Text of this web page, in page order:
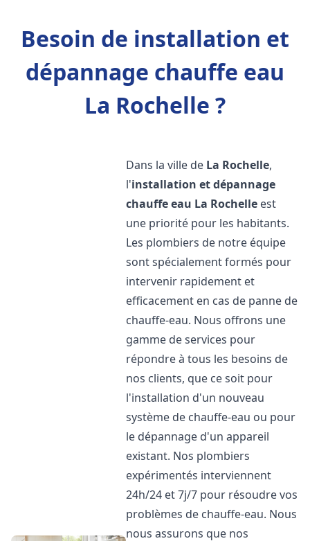
Besoin de installation et
dépannage chauffe eau
La Rochelle ?
Dans la ville de La Rochelle,
l'installation et dépannage
chauffe eau La Rochelle est
une priorité pour les habitants.
Les plombiers de notre équipe
sont spécialement formés pour
intervenir rapidement et
efficacement en cas de panne de
chauffe-eau. Nous offrons une
gamme de services pour
répondre à tous les besoins de
nos clients, que ce soit pour
l'installation d'un nouveau
système de chauffe-eau ou pour
le dépannage d'un appareil
existant. Nos plombiers
expérimentés interviennent
24h/24 et 7j/7 pour résoudre vos
problèmes de chauffe-eau. Nous
nous assurons que nos